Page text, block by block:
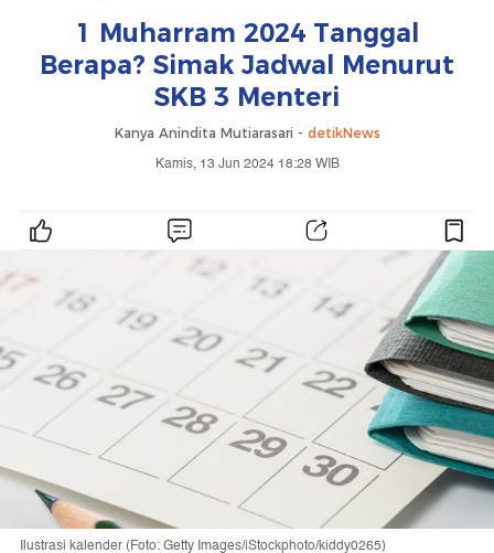
1 Muharram 2024 Tanggal
Berapa? Simak Jadwal Menurut
SKB 3 Menteri
Kanya Anindita Mutiarasari - detikNews
Kamis, 13 Jun 2024 18:28 WIB
Ilustrasi kalender (Foto: Getty Images/iStockphoto/kiddy0265)